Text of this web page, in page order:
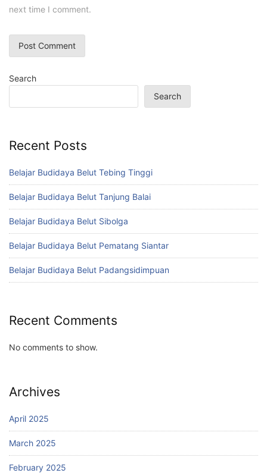
next time I comment.
Search
Search
Recent Posts
Belajar Budidaya Belut Tebing Tinggi
Belajar Budidaya Belut Tanjung Balai
Belajar Budidaya Belut Sibolga
Belajar Budidaya Belut Pematang Siantar
Belajar Budidaya Belut Padangsidimpuan
Recent Comments
No comments to show.
Archives
April 2025
March 2025
February 2025